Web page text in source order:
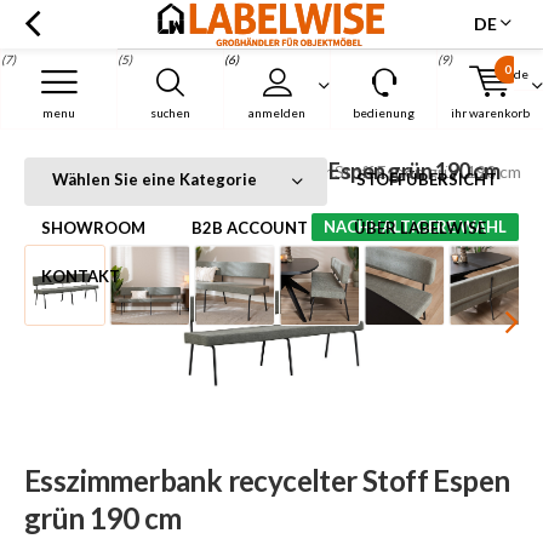
de
suchen
(5)
anmelden
(6)
menu
(7)
bedienung ihr warenkorb
0
(9)
Menu
DE
Wählen Sie eine Kategorie STOFFÜBERSICHT
SHOWROOM B2B ACCOUNT ÜBER LABELWISE
KONTAKT
Startseite Esszimmerbank recycelter Stoff Espen grün 190 cm
Esszimmerbank recycelter Stoff Espen grün 190 cm
NACHHALTIGERE WAHL
Esszimmerbank recycelter Stoff Espen
grün 190 cm